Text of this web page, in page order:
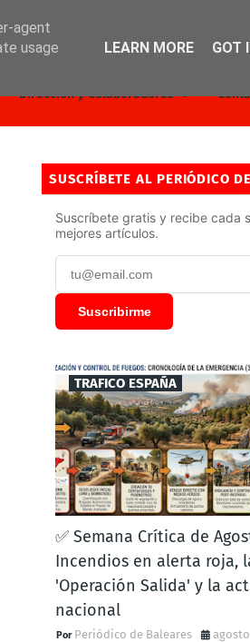
Dirección y Colaboradores
SUSCRÍBETE AL PERIÓDICO
Suscríbete gratis y recibe cada
mejores artículos.
Suscribirme
TRAFICO ESPAÑA
✅ Semana Crítica de
Incendios en alerta roja,
'Operación Salida' y la
nacional
Periódico de Baleares agosto
agent
usage
LEARN MORE GOT